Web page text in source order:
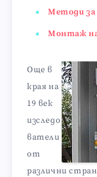
Методи за
Монтаж
Още в
края на
19 век
изследо
ватели
от
различни